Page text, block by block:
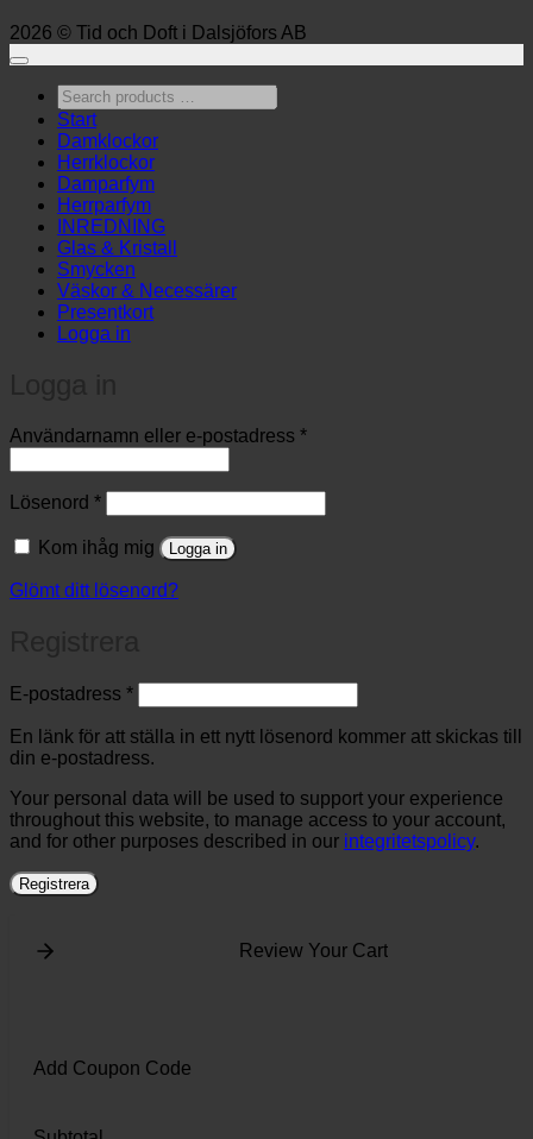
2026 © Tid och Doft i Dalsjöfors AB
Search
products
…
Start
Damklockor
Herrklockor
Damparfym
Herrparfym
INREDNING
Glas & Kristall
Smycken
Väskor & Necessärer
Presentkort
Logga in
Användarnamn eller e-postadress *Obligatoriskt
Lösenord *Obligatoriskt
Kom ihåg mig Logga in
Glömt ditt lösenord?
E-postadress *Obligatoriskt
En länk för att ställa in ett nytt lösenord kommer att skickas till
din e-postadress.
Your personal data will be used to support your experience
throughout this website, to manage access to your account,
and for other purposes described in our integritetspolicy.
Registrera
Review Your Cart
Add Coupon Code